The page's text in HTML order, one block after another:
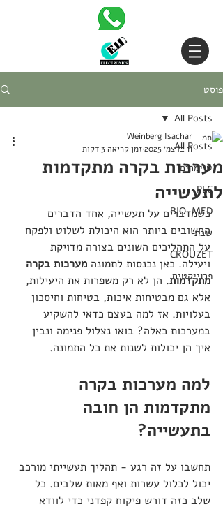
פוסט
All Posts
טיימרים
PLC
BIO-MED
שבת
CROUZET
פרוייקטים
All Posts
מערכות בקרה מתקדמות
לתעשייה
Weinberg Isachar
11 בדצמ׳ 2025
זמן קריאה 3 דקות
כשמדברים על תעשייה, אחד הדברים
החשובים ביותר הוא היכולת לשלוט ולפקח
על התהליכים השונים בצורה מדויקת
ויעילה. כאן נכנסות לתמונה מערכות בקרה
מתקדמות. הן לא רק משפרות את היעילות,
אלא גם מבטיחות איכות, בטיחות וחיסכון
בעלויות. אז למה בעצם כדאי להשקיע
במערכות כאלה? בואו נצלול פנימה ונבין
איך הן יכולות לשנות את כל התמונה.
למה מערכות בקרה
מתקדמות הן חובה
בתעשייה?
תחשבו על זה רגע - תהליך תעשייתי מורכב
יכול לכלול עשרות ואף מאות שלבים. כל
שלב כזה דורש פיקוח קפדני כדי לוודא